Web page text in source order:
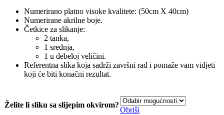
Numerirano platno visoke kvalitete: (50cm X 40cm)
Numerirane akrilne boje.
Četkice za slikanje:
2 tanka,
1 srednja,
1 u debeloj veličini.
Referentna slika koja sadrži završni rad i pomaže vam vidjeti
koji će biti konačni rezultat.
Želite li sliku sa slijepim okvirom?
Obriši